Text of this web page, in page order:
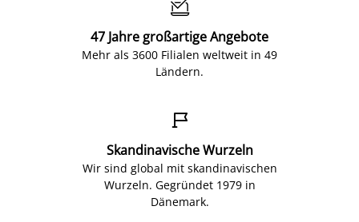

47 Jahre großartige Angebote
Mehr als 3600 Filialen weltweit in 49
Ländern.

Skandinavische Wurzeln
Wir sind global mit skandinavischen
Wurzeln. Gegründet 1979 in
Dänemark.